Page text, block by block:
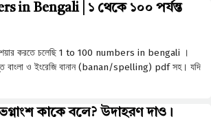
in Bengali | ১ থেকে ১০০ পর্যন্ত
করতে চলেছি 1 to 100 numbers in bengali ।
বাংলা ও ইংরেজি বানান (banan/spelling) pdf সহ। যদি
কাকে বলে? উদাহরণ দাও।